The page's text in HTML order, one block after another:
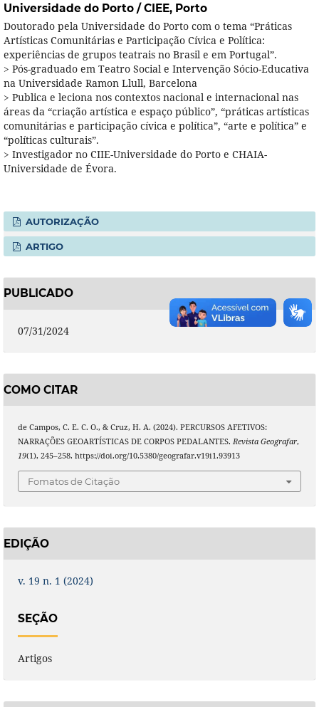
Universidade do Porto / CIEE, Porto
Doutorado pela Universidade do Porto com o tema “Práticas
Artísticas Comunitárias e Participação Cívica e Política:
experiências de grupos teatrais no Brasil e em Portugal”.
> Pós-graduado em Teatro Social e Intervenção Sócio-Educativa
na Universidade Ramon Llull, Barcelona
> Publica e leciona nos contextos nacional e internacional nas
áreas da “criação artística e espaço público”, “práticas artísticas
comunitárias e participação cívica e política”, “arte e política” e
“políticas culturais”.
> Investigador no CIIE-Universidade do Porto e CHAIA-
Universidade de Évora.
AUTORIZAÇÃO
ARTIGO
PUBLICADO
07/31/2024
COMO CITAR
de Campos, C. E. C. O., & Cruz, H. A. (2024). PERCURSOS AFETIVOS:
NARRAÇÕES GEOARTÍSTICAS DE CORPOS PEDALANTES. Revista Geografar,
19(1), 245–258. https://doi.org/10.5380/geografar.v19i1.93913
Fomatos de Citação
EDIÇÃO
v. 19 n. 1 (2024)
SEÇÃO
Artigos